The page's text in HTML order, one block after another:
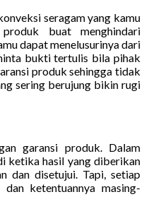
seragam yang kamu
buat menghindari
dapat menelusurinya dari
bukti tertulis bila pihak
produk sehingga tidak
sering berujung bikin rugi
garansi produk. Dalam
ketika hasil yang diberikan
dan disetujui. Tapi, setiap
ketentuannya masing-